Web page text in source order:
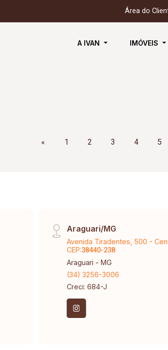
Área do
A IVAN IMÓVEIS
« 1 2 3 4 5
Araguari/MG
Avenida Tiradentes, 500 -
CEP:38440-238
Araguari - MG
(34) 3256-3006
Creci: 684-J